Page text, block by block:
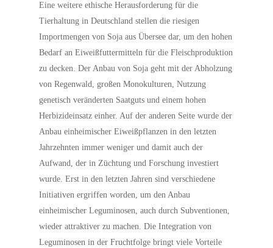
Eine weitere ethische Herausforderung für die
Tierhaltung in Deutschland stellen die riesigen
Importmengen von Soja aus Übersee dar, um den hohen
Bedarf an Eiweißfuttermitteln für die Fleischproduktion
zu decken. Der Anbau von Soja geht mit der Abholzung
von Regenwald, großen Monokulturen, Nutzung
genetisch veränderten Saatguts und einem hohen
Herbizideinsatz einher. Auf der anderen Seite wurde der
Anbau einheimischer Eiweißpflanzen in den letzten
Jahrzehnten immer weniger und damit auch der
Aufwand, der in Züchtung und Forschung investiert
wurde. Erst in den letzten Jahren sind verschiedene
Initiativen ergriffen worden, um den Anbau
einheimischer Leguminosen, auch durch Subventionen,
wieder attraktiver zu machen. Die Integration von
Leguminosen in der Fruchtfolge bringt viele Vorteile